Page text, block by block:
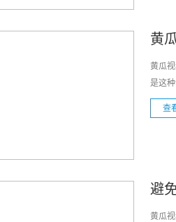
黄
黄瓜
是这
查
避
黄瓜